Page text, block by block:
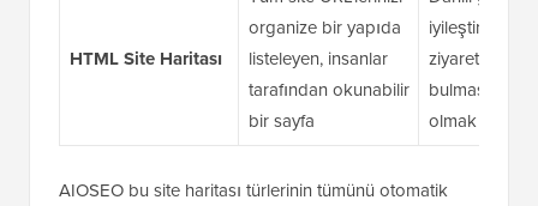
HTML Site Haritası
organize bir yapıda
listeleyen, insanlar
tarafından okunabilir
bir sayfa
iyileştirmek ve
ziyaretçilerin
bulmasına
olmak
AIOSEO bu site haritası türlerinin tümünü otomatik